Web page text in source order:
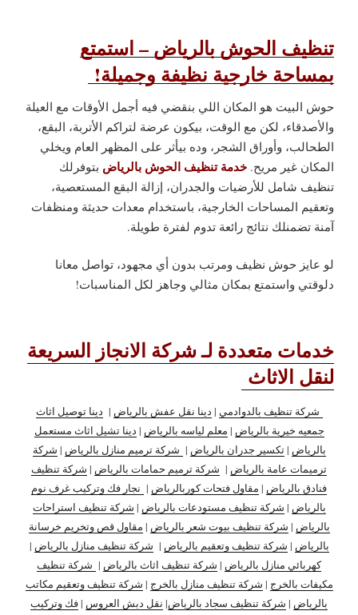
تنظيف الحوش بالرياض – استمتع
بمساحة خارجية نظيفة وجميلة!
حوش البيت هو المكان اللي بنقضي فيه أجمل الأوقات مع العيلة
والأصدقاء، لكن مع الوقت، بيكون عرضة لتراكم الأتربة، البقع،
الطحالب، وأوراق الشجر، وده بيأثر على المظهر العام ويخلي
المكان غير مريح. خدمة تنظيف الحوش بالرياض بتوفرلك
تنظيف شامل للأرضيات والجدران، إزالة البقع المستعصية،
وتعقيم المساحات الخارجية، باستخدام معدات حديثة ومنظفات
آمنة تضمنلك نتائج رائعة تدوم لفترة طويلة.
لو عايز حوش نظيف ومرتب بدون أي مجهود، تواصل معانا
دلوقتي واستمتع بمكان مثالي وجاهز لكل المناسبات!
خدمات متعددة لـ شركة الانجاز السريعة
لنقل الاثاث
شركة تنظيف بالدوادمي | دينا نقل عفش بالرياض | دينا توصيل اثاث
جمعيه خيرية بالرياض | معلم لياسه بالرياض | دينا تشيل اثاث مستعمل
بالرياض |تكسير جدران بالرياض | شركة ترميم منازل بالرياض | شركة
ترميمات عامة بالرياض | شركة ترميم حمامات بالرياض | شركة تنظيف
فنادق بالرياض | مقاول فتحات كوربالرياض | نجار فك وتركيب غرف نوم
بالرياض | شركة تنظيف مستودعات بالرياض | شركة تنظيف استراحات
بالرياض | شركة تنظيف بيوت شعر بالرياض | مقاول قص وتخريم خرسانة
بالرياض | شركة تنظيف وتعقيم بالرياض | شركة تنظيف منازل بالرياض |
كهربائي منازل بالرياض | شركة تنظيف اثاث بالرياض | شركة تنظيف
مكيفات بالخرج | شركة تنظيف منازل بالخرج | شركة تنظيف وتعقيم مكاتب
بالرياض | شركة تنظيف سجاد بالرياض| نقل دبش العروس | فك وتركيب